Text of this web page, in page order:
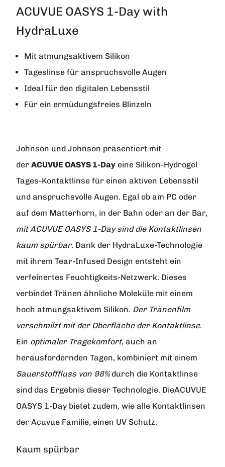
ACUVUE OASYS 1-Day with
HydraLuxe
Mit atmungsaktivem Silikon
Tageslinse für anspruchsvolle Augen
Ideal für den digitalen Lebensstil
Für ein ermüdungsfreies Blinzeln
Johnson und Johnson präsentiert mit
der ACUVUE OASYS 1-Day eine Silikon-Hydrogel
Tages-Kontaktlinse für einen aktiven Lebensstil
und anspruchsvolle Augen. Egal ob am PC oder
auf dem Matterhorn, in der Bahn oder an der Bar,
mit ACUVUE OASYS 1-Day sind die Kontaktlinsen
kaum spürbar. Dank der HydraLuxe-Technologie
mit ihrem Tear-Infused Design entsteht ein
verfeinertes Feuchtigkeits-Netzwerk. Dieses
verbindet Tränen ähnliche Moleküle mit einem
hoch atmungsaktivem Silikon. Der Tränenfilm
verschmilzt mit der Oberfläche der Kontaktlinse.
Ein optimaler Tragekomfort, auch an
herausfordernden Tagen, kombiniert mit einem
Sauerstofffluss von 98%durch die Kontaktlinse
sind das Ergebnis dieser Technologie. DieACUVUE
OASYS 1-Day bietet zudem, wie alle Kontaktlinsen
der Acuvue Familie, einen UV Schutz.
Kaum spürbar